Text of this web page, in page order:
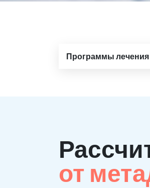
Программы лечения
от